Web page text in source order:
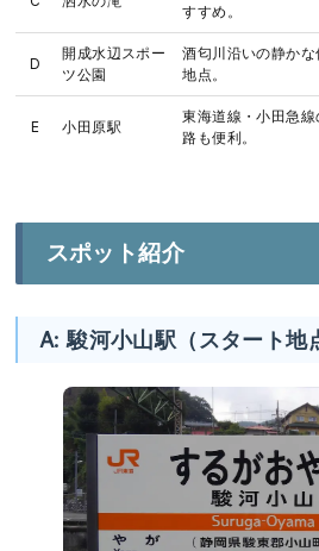
すすめ。
D
開成水辺スポー
ツ公園
酒匂川沿いの静か
地点。
E 小田原駅
東海道線・小田急
路も便利。
スポット紹介
A: 駿河小山駅（スタート地